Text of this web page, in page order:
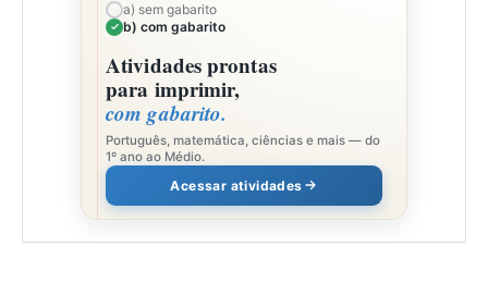
a) sem gabarito
b) com gabarito
Atividades prontas
para imprimir,
com gabarito.
Português, matemática, ciências e mais — do
1º ano ao Médio.
Acessar atividades